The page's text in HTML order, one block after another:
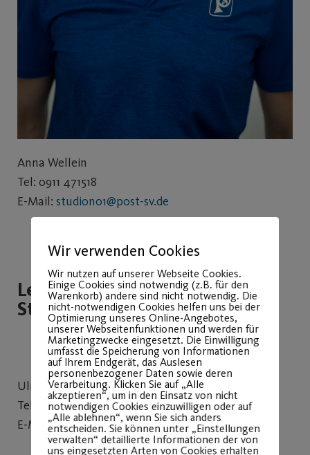
Anna Wellein
Tel: 0911 471518
E-Mail: studiono1@post-sv.de
Leitung Trainingsfläche
Studio N°1
Wir verwenden Cookies
Wir nutzen auf unserer Webseite Cookies.
Einige Cookies sind notwendig (z.B. für den
Warenkorb) andere sind nicht notwendig. Die
nicht-notwendigen Cookies helfen uns bei der
Optimierung unseres Online-Angebotes,
unserer Webseitenfunktionen und werden für
Marketingzwecke eingesetzt. Die Einwilligung
umfasst die Speicherung von Informationen
auf Ihrem Endgerät, das Auslesen
personenbezogener Daten sowie deren
Verarbeitung. Klicken Sie auf „Alle
akzeptieren“, um in den Einsatz von nicht
notwendigen Cookies einzuwilligen oder auf
„Alle ablehnen“, wenn Sie sich anders
entscheiden. Sie können unter „Einstellungen
verwalten“ detaillierte Informationen der von
uns eingesetzten Arten von Cookies erhalten